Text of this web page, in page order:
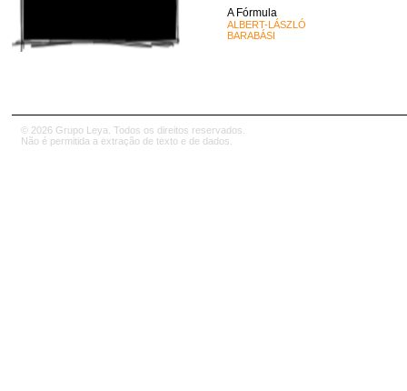
A Fórmula
ALBERT-LÁSZLÓ
BARABÁSI
© 2026 Grupo Leya. Todos os direitos reservados.
Não é permitida a extração de texto e de dados.